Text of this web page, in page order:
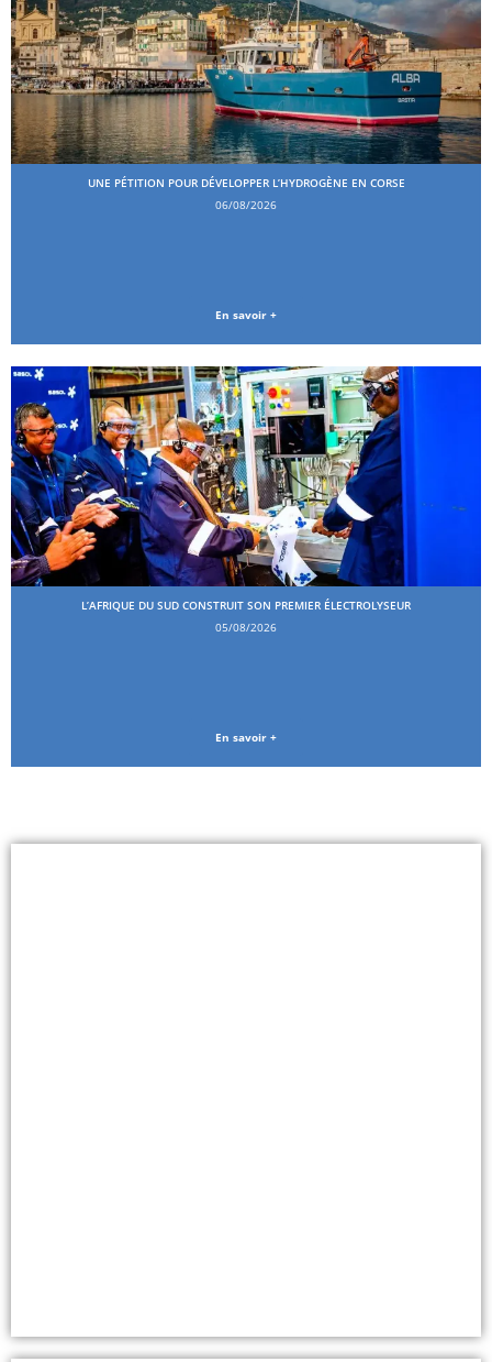
UNE PÉTITION POUR DÉVELOPPER L’HYDROGÈNE EN CORSE
06/08/2026
En savoir +
L’AFRIQUE DU SUD CONSTRUIT SON PREMIER ÉLECTROLYSEUR
05/08/2026
En savoir +